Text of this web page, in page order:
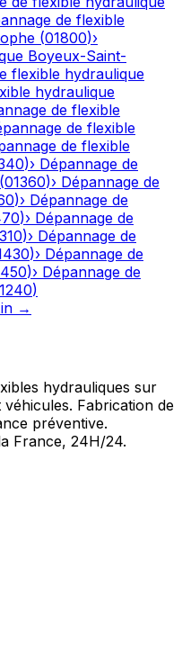
de flexible
(01800)›
Boyeux-Saint-
flexible hydraulique
hydraulique
de flexible
de flexible
de flexible
)› Dépannage de
(01360)› Dépannage de
)› Dépannage de
)› Dépannage de
)› Dépannage de
)› Dépannage de
)› Dépannage de
)
→
hydrauliques sur
Fabrication de
préventive.
France, 24H/24.